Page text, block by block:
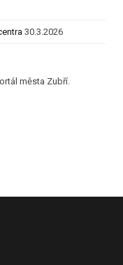
30.3.2026
města Zubří.